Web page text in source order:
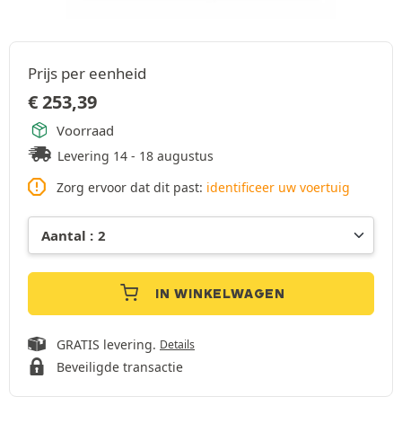
Prijs per eenheid
€253,39
Voorraad
Levering 14 - 18 augustus
Zorg ervoor dat dit past: identificeer uw voertuig
IN WINKELWAGEN
GRATIS levering. Details
Beveiligde transactie